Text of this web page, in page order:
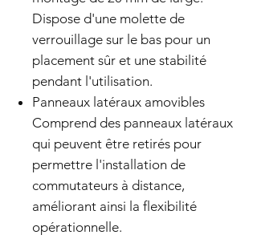
Dispose d'une molette de
verrouillage sur le bas pour un
placement sûr et une stabilité
pendant l'utilisation.
Panneaux latéraux amovibles
Comprend des panneaux latéraux
qui peuvent être retirés pour
permettre l'installation de
commutateurs à distance,
améliorant ainsi la flexibilité
opérationnelle.